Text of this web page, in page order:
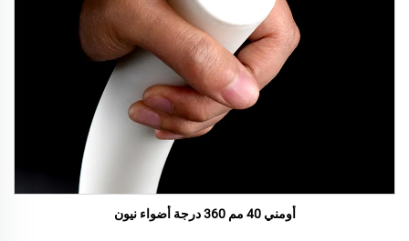
أومني 40 مم 360 درجة أضواء نيون